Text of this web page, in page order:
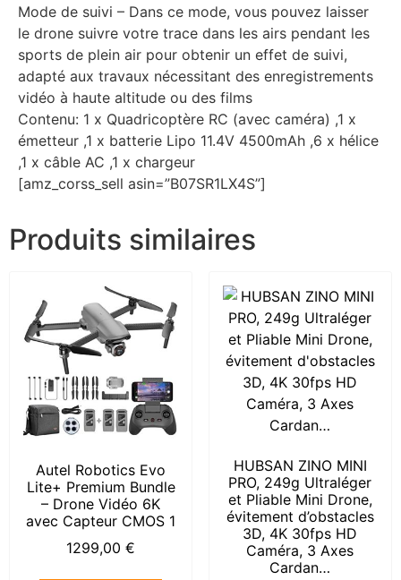
Mode de suivi – Dans ce mode, vous pouvez laisser
le drone suivre votre trace dans les airs pendant les
sports de plein air pour obtenir un effet de suivi,
adapté aux travaux nécessitant des enregistrements
vidéo à haute altitude ou des films
Contenu: 1 x Quadricoptère RC (avec caméra) ,1 x
émetteur ,1 x batterie Lipo 11.4V 4500mAh ,6 x hélice
,1 x câble AC ,1 x chargeur
[amz_corss_sell asin=”B07SR1LX4S”]
Produits similaires
Autel Robotics Evo
Lite+ Premium Bundle
– Drone Vidéo 6K
avec Capteur CMOS 1
1299,00€
HUBSAN ZINO MINI
PRO, 249g Ultraléger
et Pliable Mini Drone,
évitement d’obstacles
3D, 4K 30fps HD
Caméra, 3 Axes
Cardan…